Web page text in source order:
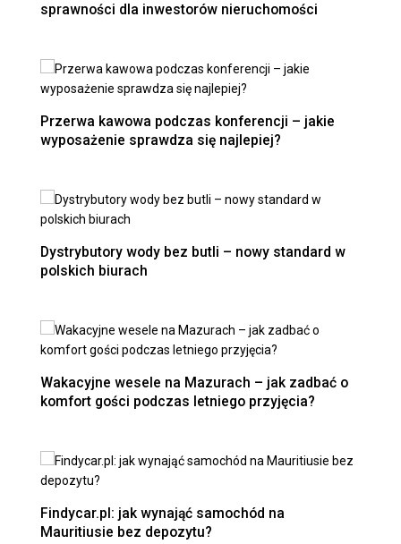
sprawności dla inwestorów nieruchomości
Przerwa kawowa podczas konferencji – jakie
wyposażenie sprawdza się najlepiej?
Dystrybutory wody bez butli – nowy standard w
polskich biurach
Wakacyjne wesele na Mazurach – jak zadbać o
komfort gości podczas letniego przyjęcia?
Findycar.pl: jak wynająć samochód na
Mauritiusie bez depozytu?